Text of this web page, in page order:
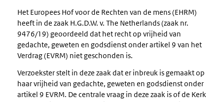
Het Europees Hof voor de Rechten van de mens (EHRM)
heeft in de zaak H.G.D.W. v. The Netherlands (zaak nr.
9476/19) geoordeeld dat het recht op vrijheid van
gedachte, geweten en godsdienst onder artikel 9 van het
Verdrag (EVRM) niet geschonden is.
Verzoekster stelt in deze zaak dat er inbreuk is gemaakt op
haar vrijheid van gedachte, geweten en godsdienst onder
artikel 9 EVRM. De centrale vraag in deze zaak is of de Kerk